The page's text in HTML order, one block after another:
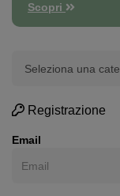
Scopri
Registrazione
Email